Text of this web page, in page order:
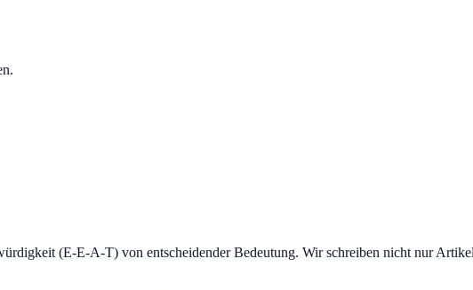
(E-E-A-T) von entscheidender Bedeutung. Wir schreiben nicht nur